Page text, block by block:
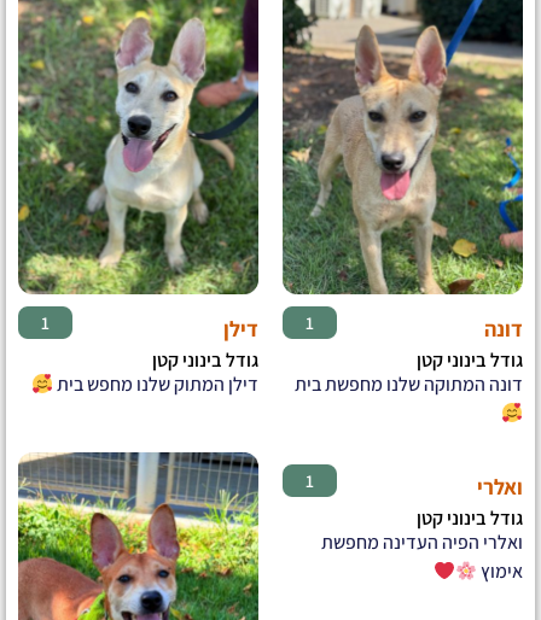
דונה 1
גודל בינוני קטן
דונה המתוקה שלנו מחפשת בית
דילן 1
גודל בינוני קטן
דילן המתוק שלנו מחפש בית
ואלרי 1
גודל בינוני קטן
ואלרי הפיה העדינה מחפשת
אימוץ